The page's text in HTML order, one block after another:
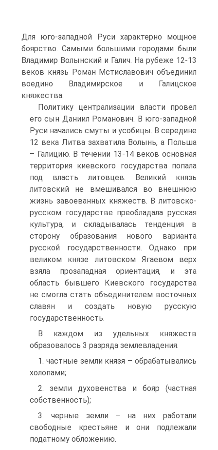
Для юго-западной Руси характерно мощное
боярство. Самыми большими городами были
Владимир Волынский и Галич. На рубеже 12-13
веков князь Роман Мстиславович объединил
воедино Владимирское и Галицское
княжества.
Политику централизации власти провел
его сын Даниил Романович. В юго-западной
Руси начались смуты и усобицы. В середине
12 века Литва захватила Волынь, а Польша
– Галицию. В течении 13-14 веков основная
территория киевского государства попала
под власть литовцев. Великий князь
литовский не вмешивался во внешнюю
жизнь завоеванных княжеств. В литовско-
русском государстве преобладала русская
культура, и складывалась тенденция в
сторону образования нового варианта
русской государственности. Однако при
великом князе литовском Ягаевом верх
взяла прозападная ориентация, и эта
область бывшего Киевского государства
не смогла стать объединителем восточных
славян и создать новую русскую
государственность.
В каждом из удельных княжеств
образовалось 3 разряда землевладения.
1. частные земли князя – обрабатывались
холопами;
2. земли духовенства и бояр (частная
собственность);
3. черные земли – на них работали
свободные крестьяне и они подлежали
податному обложению.